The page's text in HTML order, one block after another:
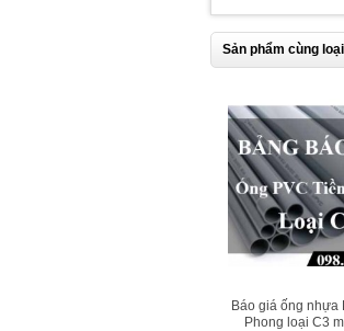
Sản phẩm cùng loại
Báo giá ống nhựa
Phong loại C3